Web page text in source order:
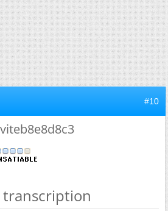
#10
transcription